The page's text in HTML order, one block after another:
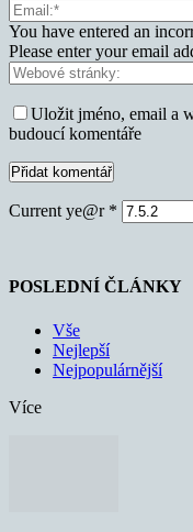
You have entered an
Please enter your email
Uložit jméno, email a
budoucí komentáře
Current ye@r *
POSLEDNÍ ČLÁNKY
Vše
Nejlepší
Nejpopulárnější
Více